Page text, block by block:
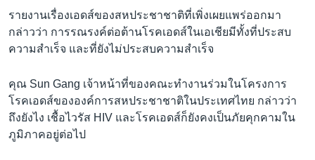
พอดคาสต์
ติดตามเรา
เลือกภาษา
รายงานเรื่องเอดส์ของสหประชาชาติที่เพิ่งเผยแพร่ออกมา
กล่าวว่า การรณรงค์ต่อต้านโรคเอดส์ในเอเชียมีทั้งที่ประสบ
ความสำเร็จ และที่ยังไม่ประสบความสำเร็จ
คุณ Sun Gang เจ้าหน้าที่ของคณะทำงานร่วมในโครงการ
โรคเอดส์ขององค์การสหประชาชาติในประเทศไทย กล่าวว่า
ถึงยังไง เชื้อไวรัส HIV และโรคเอดส์ก็ยังคงเป็นภัยคุกคามใน
ภูมิภาคอยู่ต่อไป